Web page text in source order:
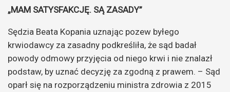
„MAM SATYSFAKCJĘ. SĄ ZASADY”
Sędzia Beata Kopania uznając pozew byłego
krwiodawcy za zasadny podkreśliła, że sąd badał
powody odmowy przyjęcia od niego krwi i nie znalazł
podstaw, by uznać decyzję za zgodną z prawem. – Sąd
oparł się na rozporządzeniu ministra zdrowia z 2015